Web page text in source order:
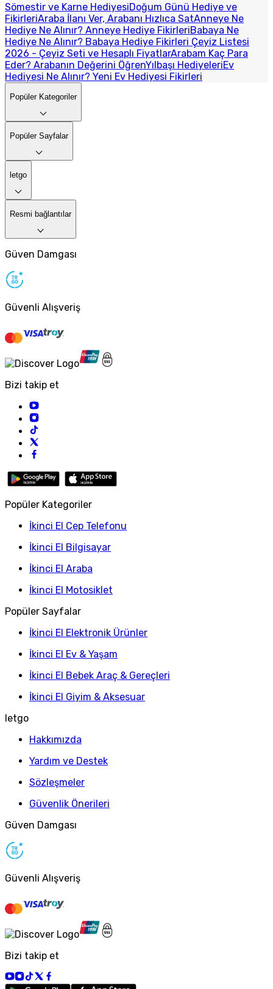
Sömestir ve Karne HediyesiDoğum Günü Hediye ve
FikirleriAraba İlanı Ver, Arabanı Hızlıca SatAnneye Ne
Hediye Ne Alınır? Anneye Hediye FikirleriBabaya Ne
Hediye Ne Alınır? Babaya Hediye Fikirleri Çeyiz Listesi
2026 - Çeyiz Seti ve Hesaplı FiyatlarArabam Kaç Para
Eder? Arabanın Değerini ÖğrenYılbaşı HediyeleriEv
Hediyesi Ne Alınır? Yeni Ev Hediyesi Fikirleri
Popüler Kategoriler
Popüler Sayfalar
letgo
Resmi bağlantılar
Güven Damgası
Güvenli Alışveriş
Bizi takip et
Popüler Kategoriler
İkinci El Cep Telefonu
İkinci El Bilgisayar
İkinci El Araba
İkinci El Motosiklet
Popüler Sayfalar
İkinci El Elektronik Ürünler
İkinci El Ev & Yaşam
İkinci El Bebek Araç & Gereçleri
İkinci El Giyim & Aksesuar
letgo
Hakkımızda
Yardım ve Destek
Sözleşmeler
Güvenlik Önerileri
Güven Damgası
Güvenli Alışveriş
Bizi takip et